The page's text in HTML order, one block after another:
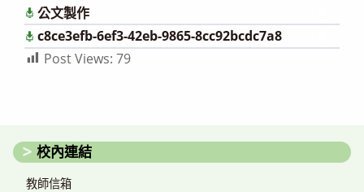
公文製作
c8ce3efb-6ef3-42eb-9865-8cc92bcdc7a8
Post Views: 79
校內連結
教師信箱